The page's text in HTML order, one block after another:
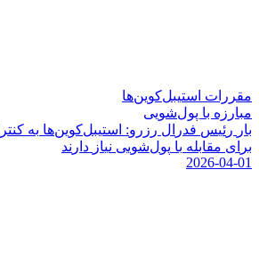
مقررات استیبل‌کوین‌ها
مبارزه با پول‌شویی
بار ر ئیس فدر ل ر ز ر و: ستیبلکوینها به کنتر
بر ی مقابله با پولشویی نیاز د ر ند
2026-04-01